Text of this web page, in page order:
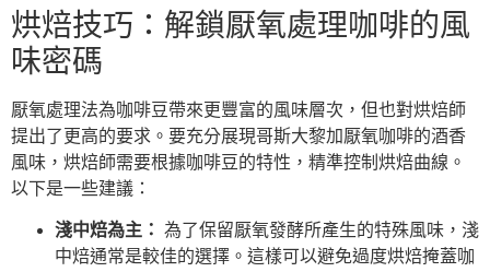
烘焙技巧：解鎖厭氧處理咖啡的風
味密碼
厭氧處理法為咖啡豆帶來更豐富的風味層次，但也對烘焙師
提出了更高的要求。要充分展現哥斯大黎加厭氧咖啡的酒香
風味，烘焙師需要根據咖啡豆的特性，精準控制烘焙曲線。
以下是一些建議：
淺中焙為主： 為了保留厭氧發酵所產生的特殊風味，淺
中焙通常是較佳的選擇。這樣可以避免過度烘焙掩蓋咖